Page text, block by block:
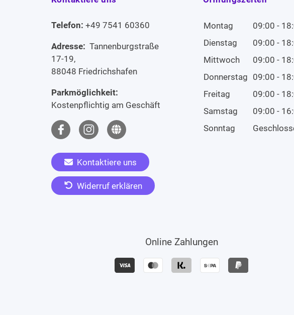
Telefon: +49 7541 60360
Adresse: Tannenburgstraße
17-19,
88048 Friedrichshafen
Parkmöglichkeit:
Kostenpflichtig am Geschäft
Kontaktiere uns
Widerruf erklären
Montag
09:00 -
Dienstag
09:00 -
Mittwoch
09:00 -
Donnerstag 09:00 -
Freitag
09:00 -
Samstag
09:00 -
Sonntag
Online Zahlungen